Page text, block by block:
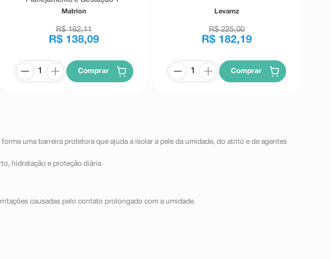
Trimestre 90 Comprimidos
Revestidos
Matrion
R$ 162,11
R$ 138,09
Comprar
Levamz
R$ 225,00
R$ 182,19
Comprar
uma barreira protetora que ajuda a isolar a pele da umidade, do atrito e de agentes
hidratação e proteção diária.
causadas pelo contato prolongado com a umidade.